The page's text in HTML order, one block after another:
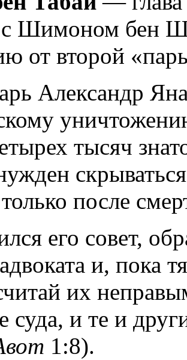
Шимоном бен
от второй
Александр
тысяч
после
его совет,
и, пока
их
суда, и те и
1:8).